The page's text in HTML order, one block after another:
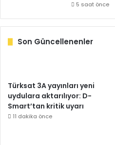
5 saat önce
Son Güncellenenler
Türksat 3A yayınları yeni
uydulara aktarılıyor: D-
Smart’tan kritik uyarı
11 dakika önce